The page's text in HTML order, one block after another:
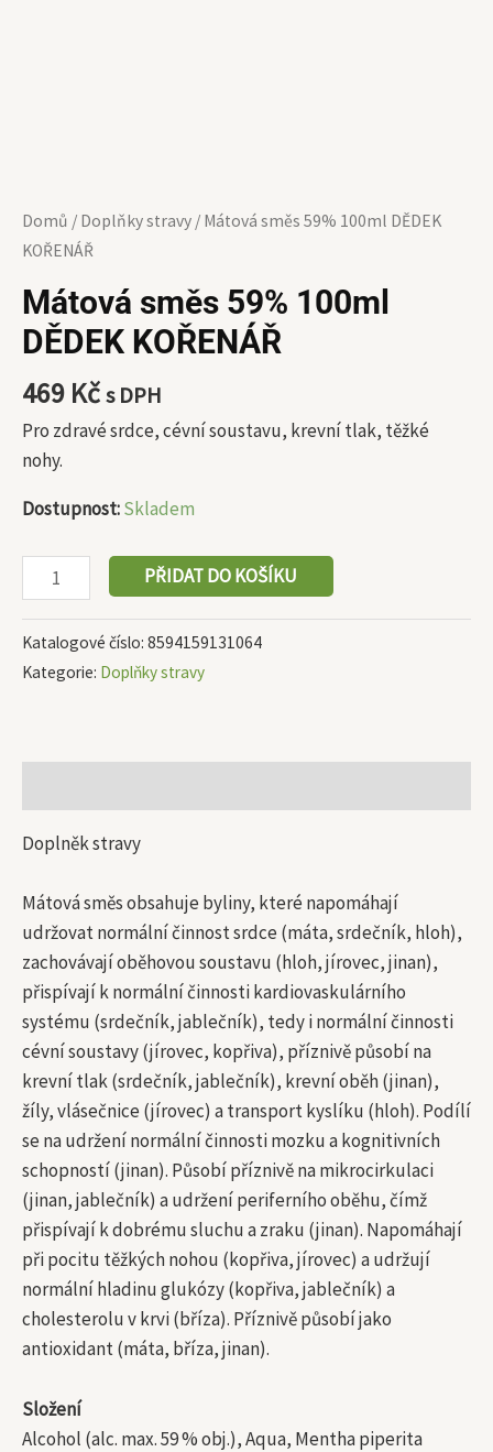
Domů / Doplňky stravy / Mátová směs 59% 100ml DĚDEK
KOŘENÁŘ
Mátová směs 59% 100ml
DĚDEK KOŘENÁŘ
469 Kčs DPH
Pro zdravé srdce, cévní soustavu, krevní tlak, těžké
nohy.
Dostupnost:Skladem
PŘIDAT DO KOŠÍKU
Katalogové číslo: 8594159131064
Kategorie: Doplňky stravy
Doplněk stravy
Mátová směs obsahuje byliny, které napomáhají
udržovat normální činnost srdce (máta, srdečník, hloh),
zachovávají oběhovou soustavu (hloh, jírovec, jinan),
přispívají k normální činnosti kardiovaskulárního
systému (srdečník, jablečník), tedy i normální činnosti
cévní soustavy (jírovec, kopřiva), příznivě působí na
krevní tlak (srdečník, jablečník), krevní oběh (jinan),
žíly, vlásečnice (jírovec) a transport kyslíku (hloh). Podílí
se na udržení normální činnosti mozku a kognitivních
schopností (jinan). Působí příznivě na mikrocirkulaci
(jinan, jablečník) a udržení periferního oběhu, čímž
přispívají k dobrému sluchu a zraku (jinan). Napomáhají
při pocitu těžkých nohou (kopřiva, jírovec) a udržují
normální hladinu glukózy (kopřiva, jablečník) a
cholesterolu v krvi (bříza). Příznivě působí jako
antioxidant (máta, bříza, jinan).
Složení
Alcohol (alc. max. 59 % obj.), Aqua, Mentha piperita